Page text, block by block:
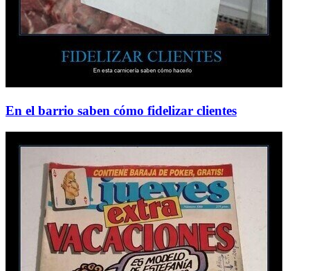
En el barrio saben cómo fidelizar clientes